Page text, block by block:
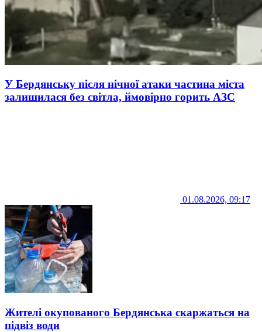
У Бердянську після нічної атаки частина міста
залишилася без світла, ймовірно горить АЗС
01.08.2026, 09:17
Жителі окупованого Бердянська скаржаться на
підвіз води